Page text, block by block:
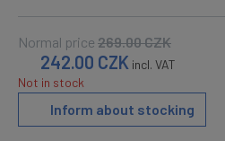
Normal price 269.00CZK
242.00 CZK incl. VAT
Not in stock
Inform about stocking